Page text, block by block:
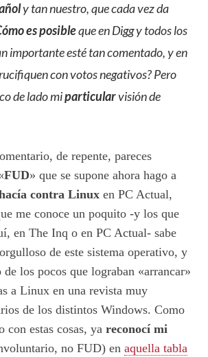
y tan nuestro, que cada vez da
es posibleque en Digg y todos los
importante esté tan comentado, y en
con votos negativos? Pero
de lado miparticularvisión de
de repente, pareces
FUD» que se supone ahora hago a
contra Linux en PC Actual,
me conoce un poquito -y los que
en The Inq o en PC Actual- sabe
de este sistema operativo, y
de los pocos que lograban «arrancar»
a Linux en una revista muy
de los distintos Windows. Como
con estas cosas, ya reconocí mi
no FUD) en aquella tabla